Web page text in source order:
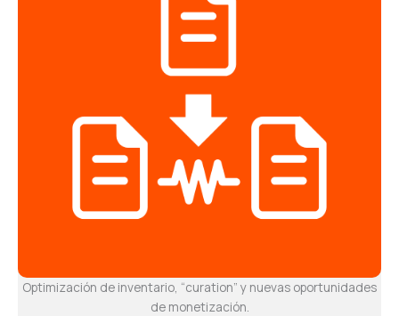
Optimización de inventario, “curation” y nuevas oportunidades
de monetización.